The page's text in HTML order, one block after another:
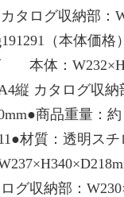
タログ収納部：
（本体価格
本体：
縦 カタログ収
商品重量：約
材質：透明ス
グ収納部：